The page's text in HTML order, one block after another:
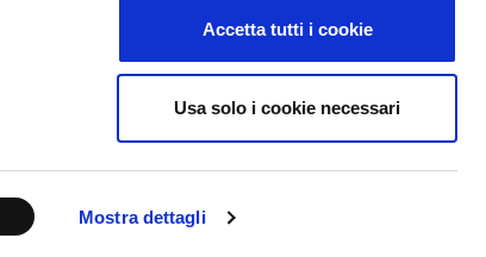
Mostra dettagli
Accetta tutti i cookie
Usa solo i cookie necessari